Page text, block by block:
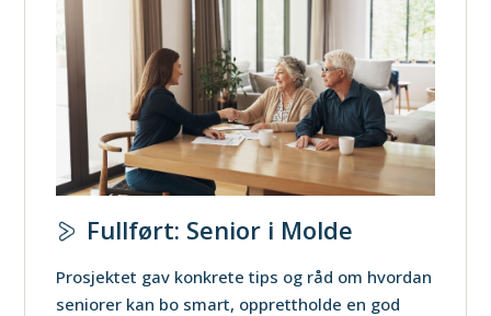
Fullført: Senior i Molde
Prosjektet gav konkrete tips og råd om hvordan
seniorer kan bo smart, opprettholde en god